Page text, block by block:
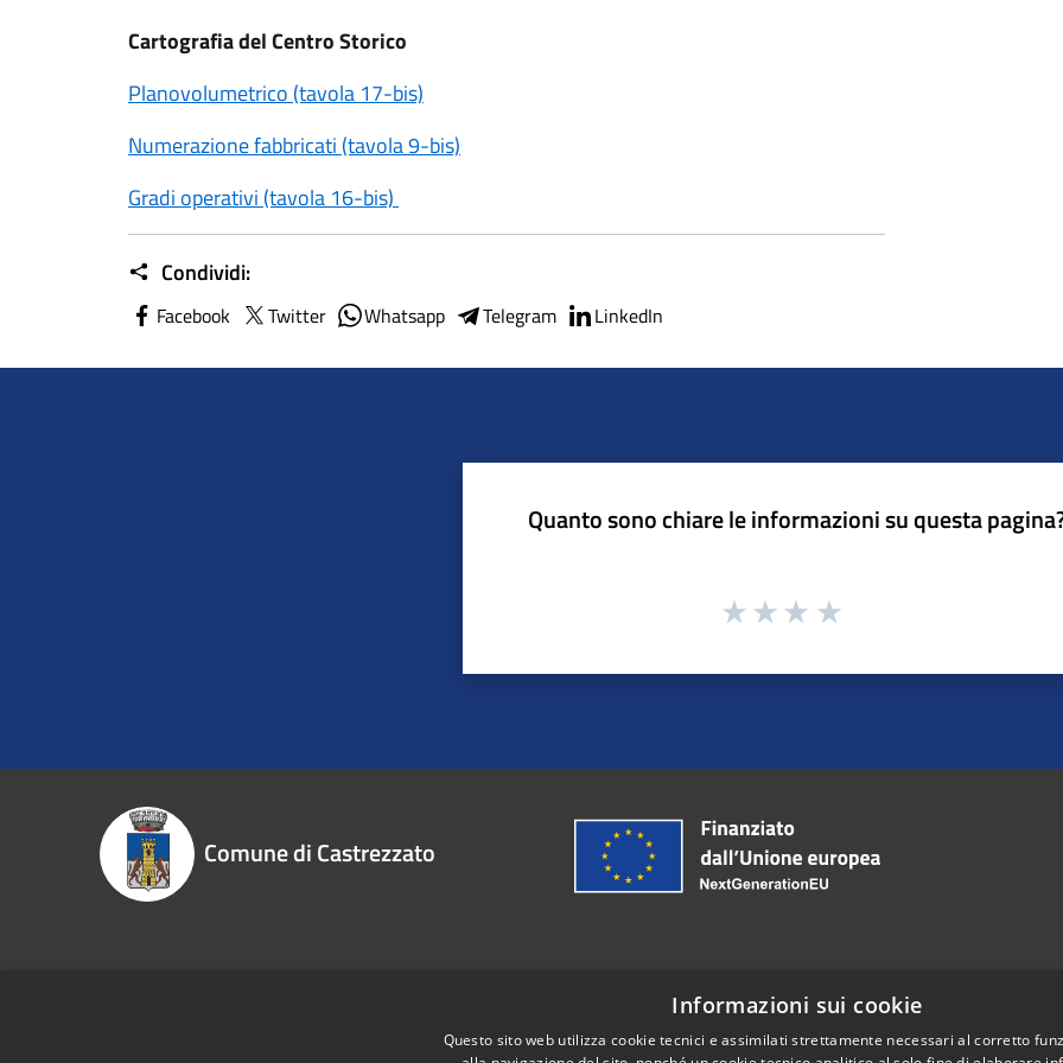
Cartografia del Centro Storico
Planovolumetrico (tavola 17-bis)
Numerazione fabbricati (tavola 9-bis)
Gradi operativi (tavola 16-bis)
Condividi:
Facebook Twitter Whatsapp Telegram LinkedIn
Quanto sono chiare le informazioni su questa
Comune di Castrezzato
Piazzale Risorgimento, 1 - 25030 Castrezzato (Bs)
Telefono: 030-7041111
Informazioni sui cookie
Questo sito web utilizza cookie tecnici e assimilati strettamente necessari al corretto